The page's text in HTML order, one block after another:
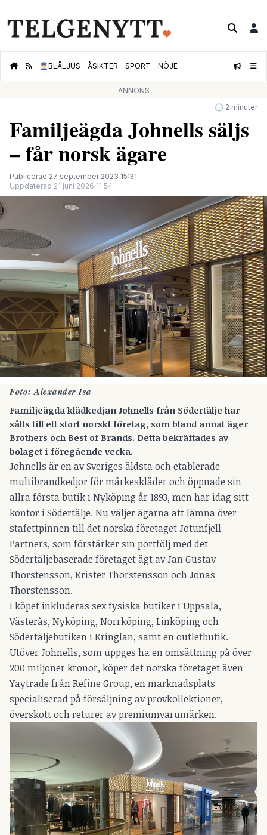
👮🏻‍♂️BLÅLJUS ÅSIKTER SPORT NÖJE
ANNONS
🕝 2 minuter
Familjeägda Johnells säljs
– får norsk ägare
Publicerad 27 september 2023 15:31
Uppdaterad 21 juni 2026 11:54
Foto: Alexander Isa
Familjeägda klädkedjan Johnells från Södertälje har
sålts till ett stort norskt företag, som bland annat äger
Brothers och Best of Brands. Detta bekräftades av
bolaget i föregående vecka.
Johnells är en av Sveriges äldsta och etablerade
multibrandkedjor för märkeskläder och öppnade sin
allra första butik i Nyköping år 1893, men har idag sitt
kontor i Södertälje. Nu väljer ägarna att lämna över
stafettpinnen till det norska företaget Jotunfjell
Partners, som förstärker sin portfölj med det
Södertäljebaserade företaget ägt av Jan Gustav
Thorstensson, Krister Thorstensson och Jonas
Thorstensson.
I köpet inkluderas sex fysiska butiker i Uppsala,
Västerås, Nyköping, Norrköping, Linköping och
Södertäljebutiken i Kringlan, samt en outletbutik.
Utöver Johnells, som uppges ha en omsättning på över
200 miljoner kronor, köper det norska företaget även
Yaytrade från Refine Group, en marknadsplats
specialiserad på försäljning av provkollektioner,
överskott och returer av premiumvarumärken.